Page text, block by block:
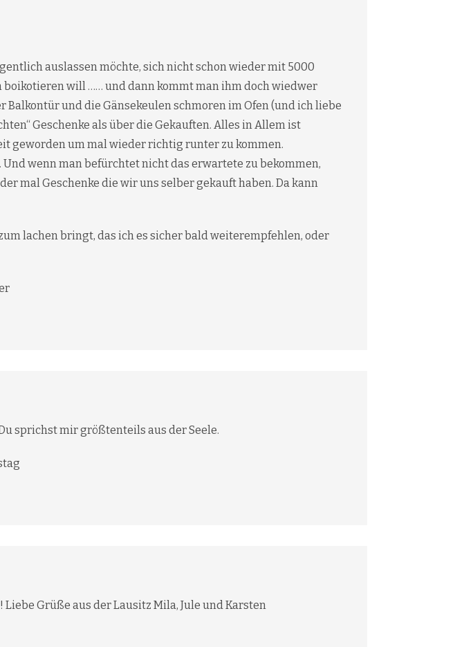
auslassen möchte, sich nicht schon wieder mit 5000
will …… und dann kommt man ihm doch wiedwer
und die Gänsekeulen schmoren im Ofen (und ich liebe
Geschenke als über die Gekauften. Alles in Allem ist
geworden um mal wieder richtig runter zu kommen.
wenn man befürchtet nicht das erwartete zu bekommen,
mal Geschenke die wir uns selber gekauft haben. Da kann
lachen bringt, das ich es sicher bald weiterempfehlen, oder
sprichst mir größtenteils aus der Seele.
Grüße aus der Lausitz Mila, Jule und Karsten